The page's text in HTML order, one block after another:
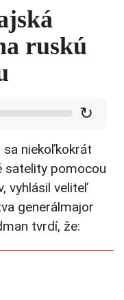
ruskú
↻
sa niekoľkokrát
satelity pomocou
vyhlásil veliteľ
generálmajor
tvrdí, že: